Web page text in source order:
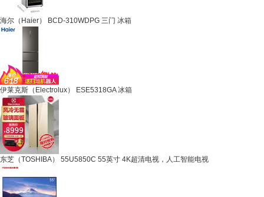
海尔（Haier） BCD-310WDPG 三门 冰箱
伊莱克斯（Electrolux） ESE5318GA 冰箱
东芝（TOSHIBA） 55U5850C 55英寸 4K超清电视，人工智能电视